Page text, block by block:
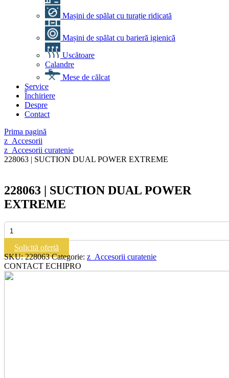
Mașini de spălat cu turație ridicată
Mașini de spălat cu barieră igienică
Uscătoare
Calandre
Mese de călcat
Service
Închiriere
Despre
Contact
Prima pagină
z_Accesorii
z_Accesorii curatenie
228063 | SUCTION DUAL POWER EXTREME
228063 | SUCTION DUAL POWER
EXTREME
Cantitate
228063
SUCTION
DUAL
POWER
EXTREME
Solicită ofertă
SKU:228063 Categorie: z_Accesorii curatenie
CONTACT ECHIPRO